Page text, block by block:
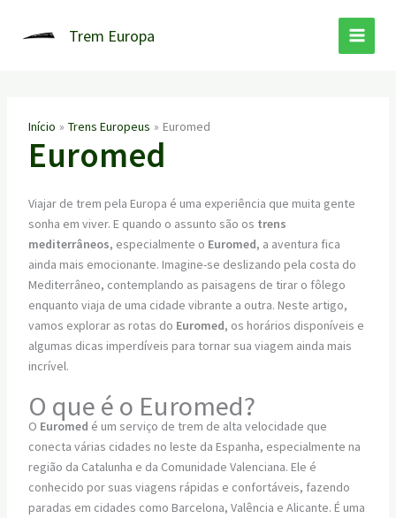
Trem Europa
Início Trens Europeus Euromed
Euromed
Viajar de trem pela Europa é uma experiência que muita gente
sonha em viver. E quando o assunto são os trens
mediterrâneos, especialmente o Euromed, a aventura fica
ainda mais emocionante. Imagine-se deslizando pela costa do
Mediterrâneo, contemplando as paisagens de tirar o fôlego
enquanto viaja de uma cidade vibrante a outra. Neste artigo,
vamos explorar as rotas do Euromed, os horários disponíveis e
algumas dicas imperdíveis para tornar sua viagem ainda mais
incrível.
O que é o Euromed?
O Euromed é um serviço de trem de alta velocidade que
conecta várias cidades no leste da Espanha, especialmente na
região da Catalunha e da Comunidade Valenciana. Ele é
conhecido por suas viagens rápidas e confortáveis, fazendo
paradas em cidades como Barcelona, Valência e Alicante. É uma